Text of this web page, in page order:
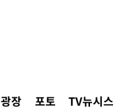
광장 포토 TV뉴시스